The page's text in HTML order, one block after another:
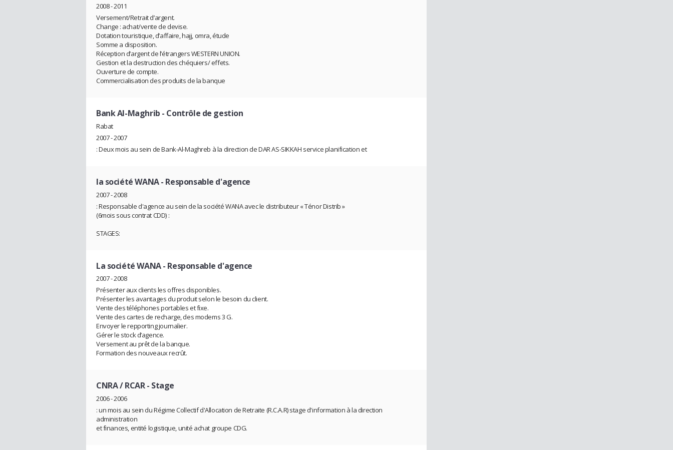
2008 - 2011
Versement/Retrait d’argent.
Change : achat/vente de devise.
Dotation touristique, d’affaire, hajj, omra, étude
Somme a disposition.
Réception d’argent de l’étrangers WESTERN UNION.
Gestion et la destruction des chéquiers/ effets.
Ouverture de compte.
Commercialisation des produits de la banque
Bank Al-Maghrib - Contrôle de gestion
Rabat
2007 - 2007
: Deux mois au sein de Bank-Al-Maghreb à la direction de DAR AS-SIKKAH service planification et
la société WANA- Responsable d'agence
2007 - 2008
: Responsable d'agence au sein de la société WANA avec le distributeur « Ténor Distrib »
(6mois sous contrat CDD) :
STAGES:
La société WANA- Responsable d'agence
2007 - 2008
Présenter aux clients les offres disponibles.
Présenter les avantages du produit selon le besoin du client.
Vente des téléphones portables et fixe.
Vente des cartes de recharge, des modems 3 G.
Envoyer le repporting journalier.
Gérer le stock d’agence.
Versement au prêt de la banque.
Formation des nouveaux recrût.
CNRA / RCAR- Stage
2006 - 2006
: un mois au sein du Régime Collectif d'Allocation de Retraite (R.C.A.R) stage d'information à la direction
administration
et finances, entité logistique, unité achat groupe CDG.